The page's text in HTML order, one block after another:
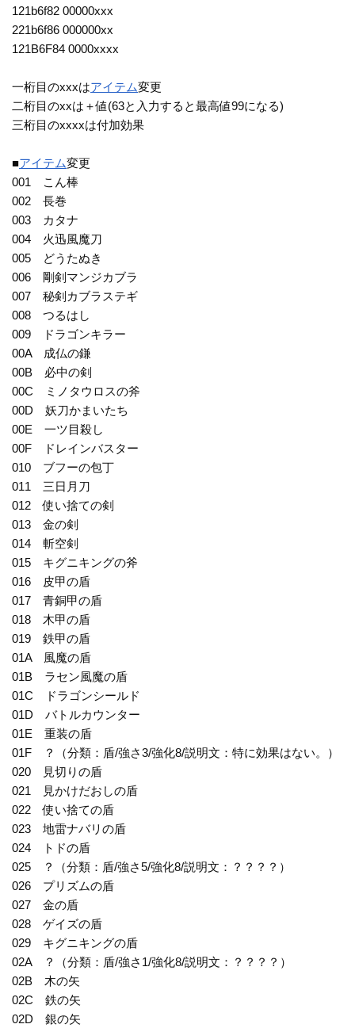
121b6f82 00000xxx
221b6f86 000000xx
121B6F84 0000xxxx
一桁目のxxxはアイテム変更
二桁目のxxは＋値(63と入力すると最高値99になる)
三桁目のxxxxは付加効果
■アイテム変更
001 こん棒
002 長巻
003 カタナ
004 火迅風魔刀
005 どうたぬき
006 剛剣マンジカブラ
007 秘剣カブラステギ
008 つるはし
009 ドラゴンキラー
00A 成仏の鎌
00B 必中の剣
00C ミノタウロスの斧
00D 妖刀かまいたち
00E 一ツ目殺し
00F ドレインバスター
010 ブフーの包丁
011 三日月刀
012 使い捨ての剣
013 金の剣
014 斬空剣
015 キグニキングの斧
016 皮甲の盾
017 青銅甲の盾
018 木甲の盾
019 鉄甲の盾
01A 風魔の盾
01B ラセン風魔の盾
01C ドラゴンシールド
01D バトルカウンター
01E 重装の盾
01F ？（分類：盾/強さ3/強化8/説明文：特に効果はない。）
020 見切りの盾
021 見かけだおしの盾
022 使い捨ての盾
023 地雷ナバリの盾
024 トドの盾
025 ？（分類：盾/強さ5/強化8/説明文：？？？？）
026 プリズムの盾
027 金の盾
028 ゲイズの盾
029 キグニキングの盾
02A ？（分類：盾/強さ1/強化8/説明文：？？？？）
02B 木の矢
02C 鉄の矢
02D 銀の矢